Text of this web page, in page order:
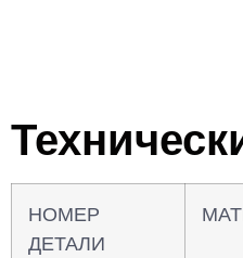
НОМЕР
ДЕТАЛИ